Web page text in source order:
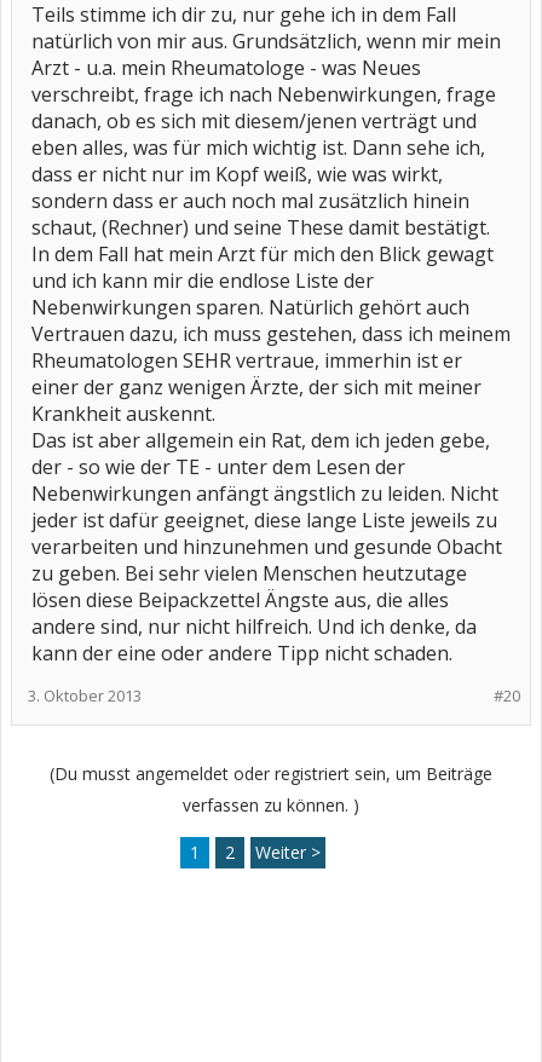
Teils stimme ich dir zu, nur gehe ich in dem Fall
natürlich von mir aus. Grundsätzlich, wenn mir mein
Arzt - u.a. mein Rheumatologe - was Neues
verschreibt, frage ich nach Nebenwirkungen, frage
danach, ob es sich mit diesem/jenen verträgt und
eben alles, was für mich wichtig ist. Dann sehe ich,
dass er nicht nur im Kopf weiß, wie was wirkt,
sondern dass er auch noch mal zusätzlich hinein
schaut, (Rechner) und seine These damit bestätigt.
In dem Fall hat mein Arzt für mich den Blick gewagt
und ich kann mir die endlose Liste der
Nebenwirkungen sparen. Natürlich gehört auch
Vertrauen dazu, ich muss gestehen, dass ich meinem
Rheumatologen SEHR vertraue, immerhin ist er
einer der ganz wenigen Ärzte, der sich mit meiner
Krankheit auskennt.
Das ist aber allgemein ein Rat, dem ich jeden gebe,
der - so wie der TE - unter dem Lesen der
Nebenwirkungen anfängt ängstlich zu leiden. Nicht
jeder ist dafür geeignet, diese lange Liste jeweils zu
verarbeiten und hinzunehmen und gesunde Obacht
zu geben. Bei sehr vielen Menschen heutzutage
lösen diese Beipackzettel Ängste aus, die alles
andere sind, nur nicht hilfreich. Und ich denke, da
kann der eine oder andere Tipp nicht schaden.
#20
3. Oktober 2013
(Du musst angemeldet oder registriert sein, um Beiträge
verfassen zu können. )
1 2 Weiter >